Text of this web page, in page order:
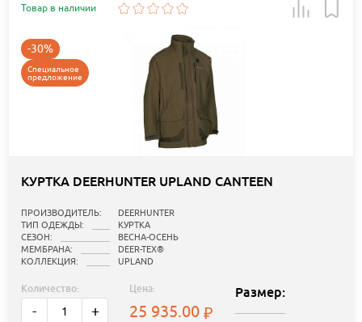
Товар в наличии
-30%
Специальное
предложение
КУРТКА DEERHUNTER UPLAND CANTEEN
ПРОИЗВОДИТЕЛЬ:
DEERHUNTER
ТИП ОДЕЖДЫ:
КУРТКА
СЕЗОН:
ВЕСНА-ОСЕНЬ
МЕМБРАНА:
DEER-TEX®
КОЛЛЕКЦИЯ:
UPLAND
Количество:
- +
Цена:
25 935.00
Размер: